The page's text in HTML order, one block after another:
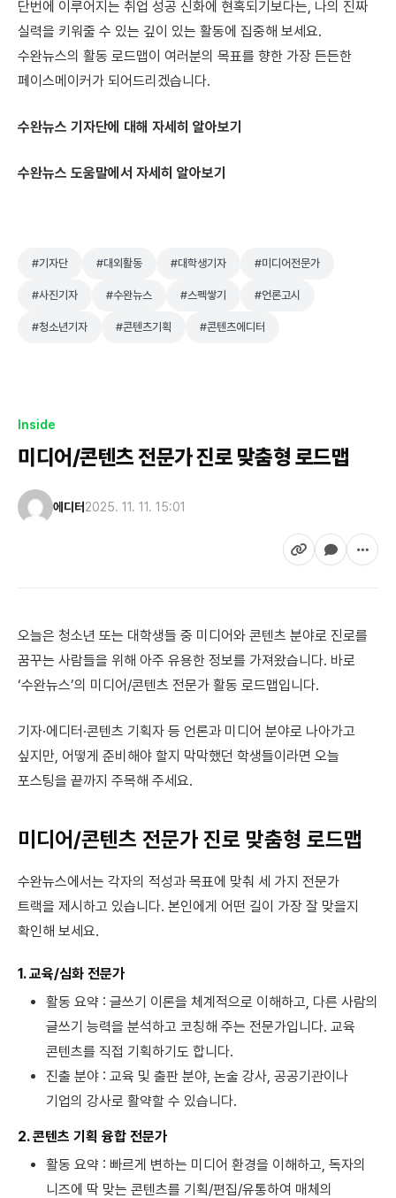
단번에 이루어지는 취업 성공 신화에 현혹되기보다는, 나의 진짜
실력을 키워줄 수 있는 깊이 있는 활동에 집중해 보세요.
수완뉴스의 활동 로드맵이 여러분의 목표를 향한 가장 든든한
페이스메이커가 되어드리겠습니다.
수완뉴스 기자단에 대해 자세히 알아보기
수완뉴스 도움말에서 자세히 알아보기
#기자단 #대외활동 #대학생기자 #미디어전문가
#사진기자 #수완뉴스 #스펙쌓기 #언론고시
#청소년기자 #콘텐츠기획 #콘텐츠에디터
Inside
미디어/콘텐츠 전문가 진로 맞춤형 로드맵
에디터2025. 11. 11. 15:01
오늘은 청소년 또는 대학생들 중 미디어와 콘텐츠 분야로 진로를
꿈꾸는 사람들을 위해 아주 유용한 정보를 가져왔습니다. 바로
‘수완뉴스’의 미디어/콘텐츠 전문가 활동 로드맵입니다.
기자·에디터·콘텐츠 기획자 등 언론과 미디어 분야로 나아가고
싶지만, 어떻게 준비해야 할지 막막했던 학생들이라면 오늘
포스팅을 끝까지 주목해 주세요.
미디어/콘텐츠 전문가 진로 맞춤형 로드맵
수완뉴스에서는 각자의 적성과 목표에 맞춰 세 가지 전문가
트랙을 제시하고 있습니다. 본인에게 어떤 길이 가장 잘 맞을지
확인해 보세요.
1. 교육/심화 전문가
활동 요약 : 글쓰기 이론을 체계적으로 이해하고, 다른 사람의
글쓰기 능력을 분석하고 코칭해 주는 전문가입니다. 교육
콘텐츠를 직접 기획하기도 합니다.
진출 분야 : 교육 및 출판 분야, 논술 강사, 공공기관이나
기업의 강사로 활약할 수 있습니다.
2. 콘텐츠 기획 융합 전문가
활동 요약 : 빠르게 변하는 미디어 환경을 이해하고, 독자의
니즈에 딱 맞는 콘텐츠를 기획/편집/유통하여 매체의